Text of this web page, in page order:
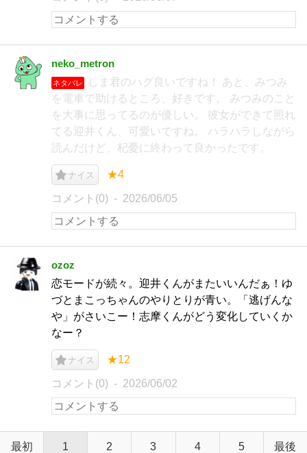
neko_metron
ネタバレ
しま君のハグ良いですね！ あと、みつみ
を電車で助けるところ、好きです。 みつみのこと
を大事に思ってるのが優しい。 彼女ができて照れ
てる迎井くん、可愛いですね。 ハラハラしながら
読んだけど、杞憂に終わって良かったです。
ナイス ★4
コメント(0) 2026/06/05
ozoz
恋モードが続々。迎井くんがまたいいんだぁ！ゆ
づとまこっちゃんのやりとりが青い。「逃げんな
や」がさいこー！志摩くんがどう変化していくか
なー？
ナイス ★12
コメント(0) 2026/06/02
最初 1 2 3 4 5 最後